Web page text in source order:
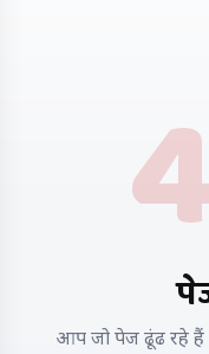
आप जो पेज ढूंढ रहे हैं